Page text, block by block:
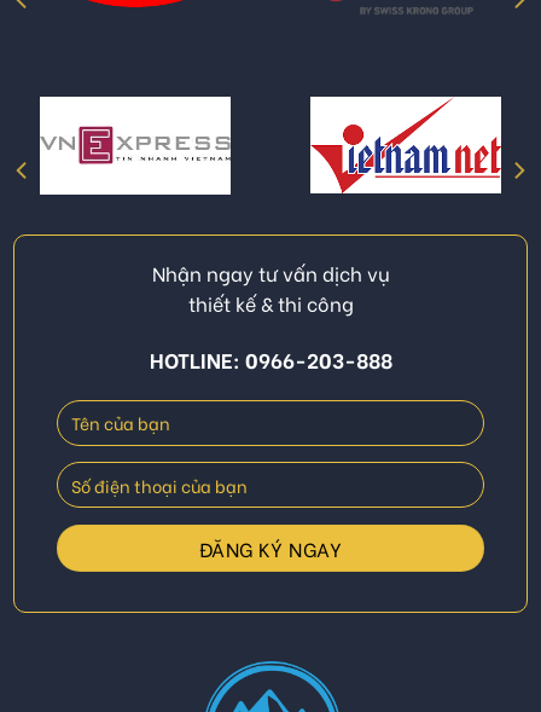
Nhận ngay tư vấn dịch vụ
thiết kế & thi công
HOTLINE: 0966-203-888